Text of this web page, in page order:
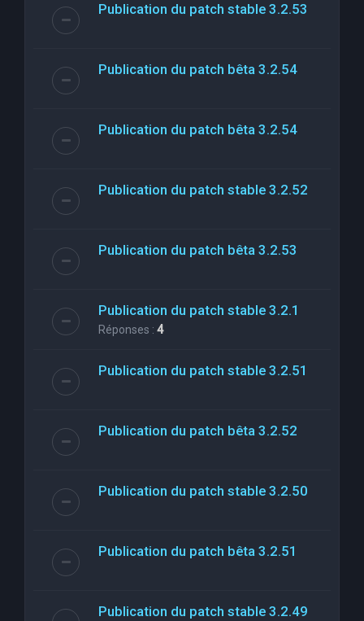
Publication du patch stable 3.2.53
Publication du patch bêta 3.2.54
Publication du patch bêta 3.2.54
Publication du patch stable 3.2.52
Publication du patch bêta 3.2.53
Publication du patch stable 3.2.1
Réponses : 4
Publication du patch stable 3.2.51
Publication du patch bêta 3.2.52
Publication du patch stable 3.2.50
Publication du patch bêta 3.2.51
Publication du patch stable 3.2.49